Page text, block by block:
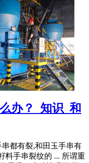
办？_知识_和
都有裂,和田玉手串有
料手串裂纹的 ... 所谓重